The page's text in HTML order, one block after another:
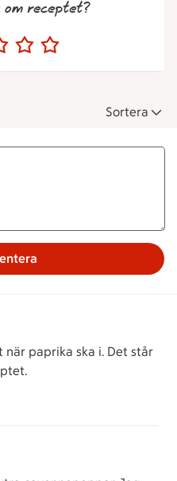
receptet?
Sortera
paprika ska i. Det står